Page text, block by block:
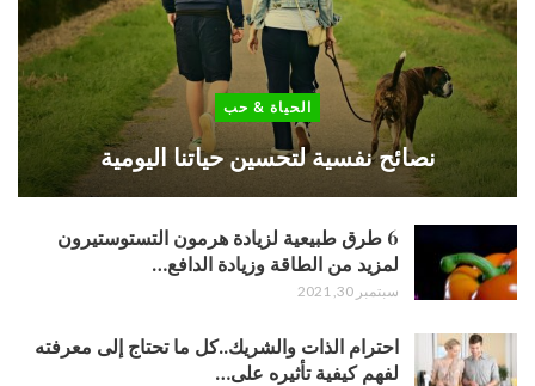
الحياة & حب
نصائح نفسية لتحسين حياتنا اليومية
6 طرق طبيعية لزيادة هرمون التستوستيرون
لمزيد من الطاقة وزيادة الدافع…
سبتمبر 30, 2021
احترام الذات والشريك..كل ما تحتاج إلى معرفته
لفهم كيفية تأثيره على…